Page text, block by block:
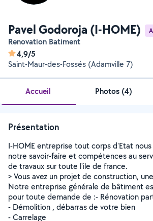
Pavel Godoroja (I-HOME)
Renovation Batiment
4,9/5
Saint-Maur-des-Fossés (Adamville 7)
Accueil Photos (4)
Présentation
I-HOME entreprise tout corps d'Etat
notre savoir-faire et compétences au
de travaux sur toute l'ile de france.
> Vous avez un projet de construction,
Notre entreprise générale de bâtiment
pour toute demande de :- Rénovation
- Démolition , débarras de votre bien
- Carrelage